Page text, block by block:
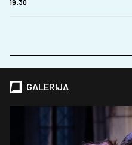
19:30
GALERIJA